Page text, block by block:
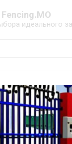
Fencing.МО
идеального